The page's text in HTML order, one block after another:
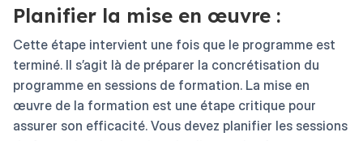
Planifier la mise en œuvre :
Cette étape intervient une fois que le programme est
terminé. Il s’agit là de préparer la concrétisation du
programme en sessions de formation. La mise en
œuvre de la formation est une étape critique pour
assurer son efficacité. Vous devez planifier les sessions